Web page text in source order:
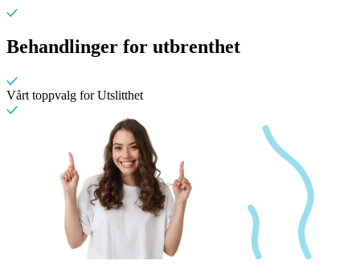
Behandlinger for utbrenthet
Vårt toppvalg for Utslitthet